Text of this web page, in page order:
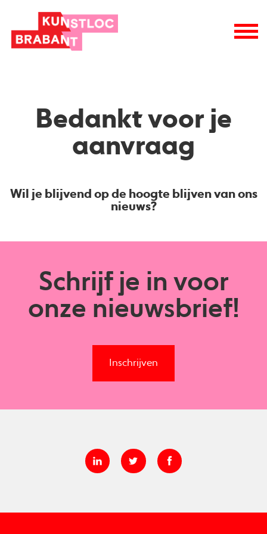
Bedankt voor je
aanvraag
Wil je blijvend op de hoogte blijven van ons
nieuws?
Schrijf je in voor
onze nieuwsbrief!
Inschrijven